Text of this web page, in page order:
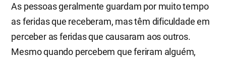
As pessoas geralmente guardam por muito tempo
as feridas que receberam, mas têm dificuldade em
perceber as feridas que causaram aos outros.
Mesmo quando percebem que feriram alguém,